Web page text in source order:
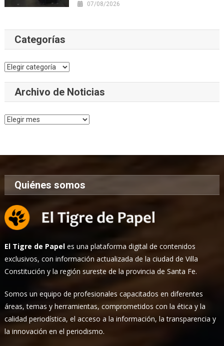
07/08/2026
Categorías
Categorías
Archivo de Noticias
Archivo
Quiénes somos
El Tigre de Papel es una plataforma digital de contenidos
exclusivos, con información actualizada de la ciudad de Villa
Constitución y la región sureste de la provincia de Santa Fe.
Somos un equipo de profesionales capacitados en diferentes
áreas, temas y herramientas, comprometidos con la ética y la
calidad periodística, el acceso a la información, la transparencia y
la innovación en el periodismo.